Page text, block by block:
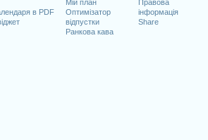
в PDF
Мій план
Оптимізатор
відпустки
Ранкова кава
Правова
інформація
Share